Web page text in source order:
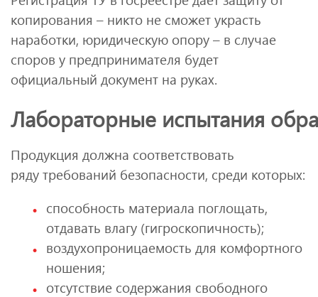
копирования – никто не сможет украсть
наработки, юридическую опору – в случае
споров у предпринимателя будет
официальный документ на руках.
Лабораторные испытания
Продукция должна соответствовать
ряду требований безопасности, среди которых:
способность материала поглощать,
отдавать влагу (гигроскопичность);
воздухопроницаемость для комфортного
ношения;
отсутствие содержания свободного